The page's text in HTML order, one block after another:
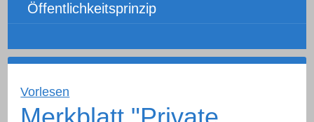
Öffentlichkeitsprinzip
Vorlesen